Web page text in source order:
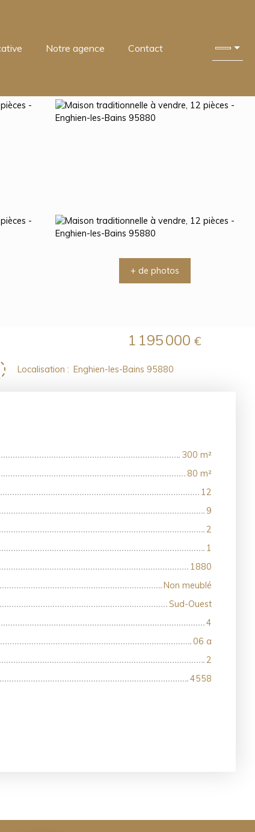
Notre agence Contact
+ de photos
1 195 000 €
Localisation : Enghien-les-Bains 95880
300 m²
80 m²
12
9
2
1
1880
Non meublé
Sud-Ouest
4
06 a
2
4558